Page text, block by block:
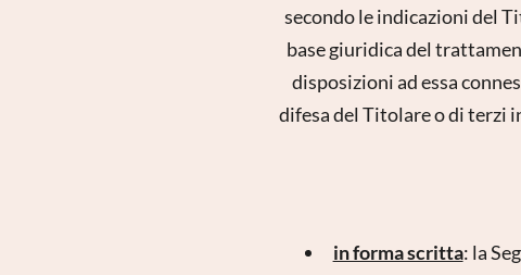
secondo le indicazioni del
base giuridica del
disposizioni ad essa
difesa del Titolare o di terzi
in forma scritta: la